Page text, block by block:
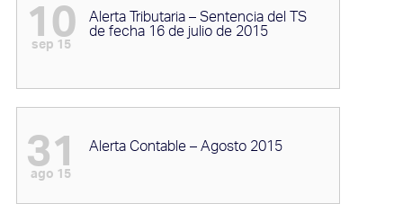
10
sep 15
Alerta Tributaria – Sentencia del TS
de fecha 16 de julio de 2015
31
ago 15
Alerta Contable – Agosto 2015